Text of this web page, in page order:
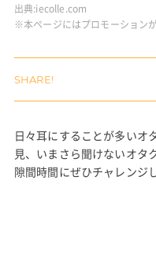
出典:iecolle.com
※本ページにはプロモーション
日々耳にすることが多いオ
見、いまさら聞けないオタ
隙間時間にぜひチャレンジ